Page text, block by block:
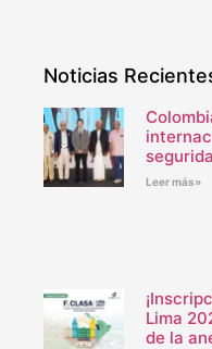
Noticias
Leer más»
Lima
de la